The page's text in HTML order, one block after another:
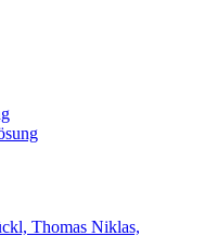
Thomas Niklas,